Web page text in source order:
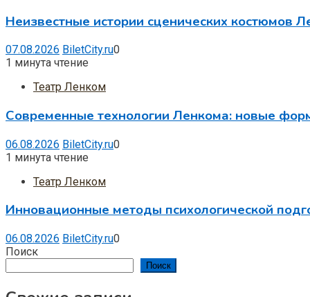
Неизвестные истории сценических костюмов
07.08.2026 BiletCity.ru0
1 минута чтение
Театр Ленком
Современные технологии Ленкома: новые
06.08.2026 BiletCity.ru0
1 минута чтение
Театр Ленком
Инновационные методы психологической
06.08.2026 BiletCity.ru0
Поиск
Поиск